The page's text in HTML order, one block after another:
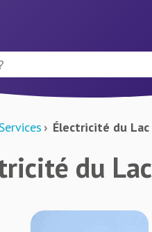
Électricité du Lac
du Lac